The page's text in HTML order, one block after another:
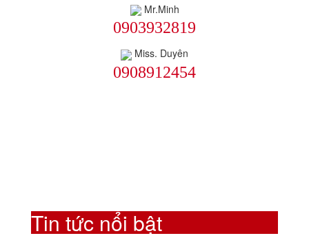
Mr.Minh
0903932819
Miss. Duyên
0908912454
Tin tức nổi bật